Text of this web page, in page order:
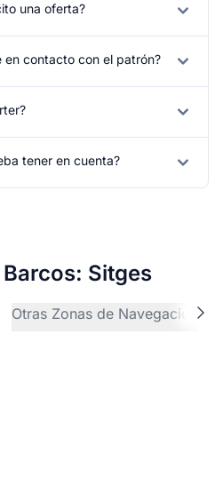
una oferta?
en contacto con el patrón?
tener en cuenta?
Sitges
Otras Zonas de Navegación